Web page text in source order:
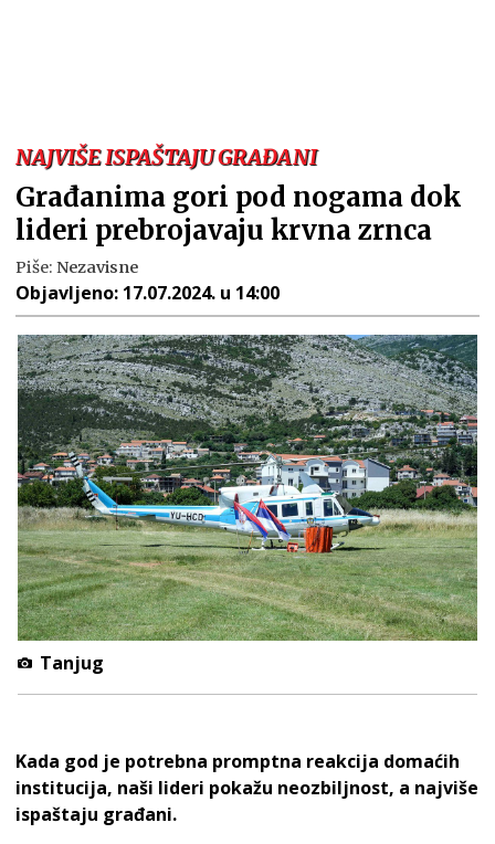
NAJVIŠE ISPAŠTAJU GRAĐANI
Građanima gori pod nogama dok
lideri prebrojavaju krvna zrnca
Piše: Nezavisne
Objavljeno: 17.07.2024. u 14:00
Tanjug
Kada god je potrebna promptna reakcija domaćih
institucija, naši lideri pokažu neozbiljnost, a najviše
ispaštaju građani.